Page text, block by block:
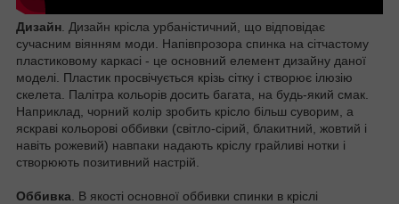
Дизайн . Дизайн крісла урбаністичний, що відповідає
сучасним віянням моди. Напівпрозора спинка на сітчастому
пластиковому каркасі - це основний елемент дизайну даної
моделі. Пластик просвічується крізь сітку і створює ілюзію
скелета. Палітра кольорів досить багата, на будь-який смак.
Наприклад, чорний колір зробить крісло більш суворим, а
яскраві кольорові оббивки (світло-сірий, блакитний, жовтий і
навіть рожевий) навпаки надають кріслу грайливі нотки і
створюють позитивний настрій.
Оббивка . В якості основної оббивки спинки в кріслі